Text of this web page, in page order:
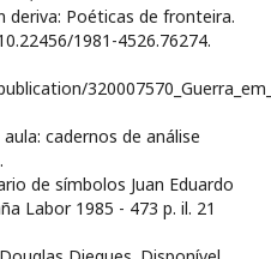
deriva: Poéticas de fronteira.
1981-4526.76274.
cadernos de análise
de símbolos Juan Eduardo
Labor 1985 - 473 p. il. 21